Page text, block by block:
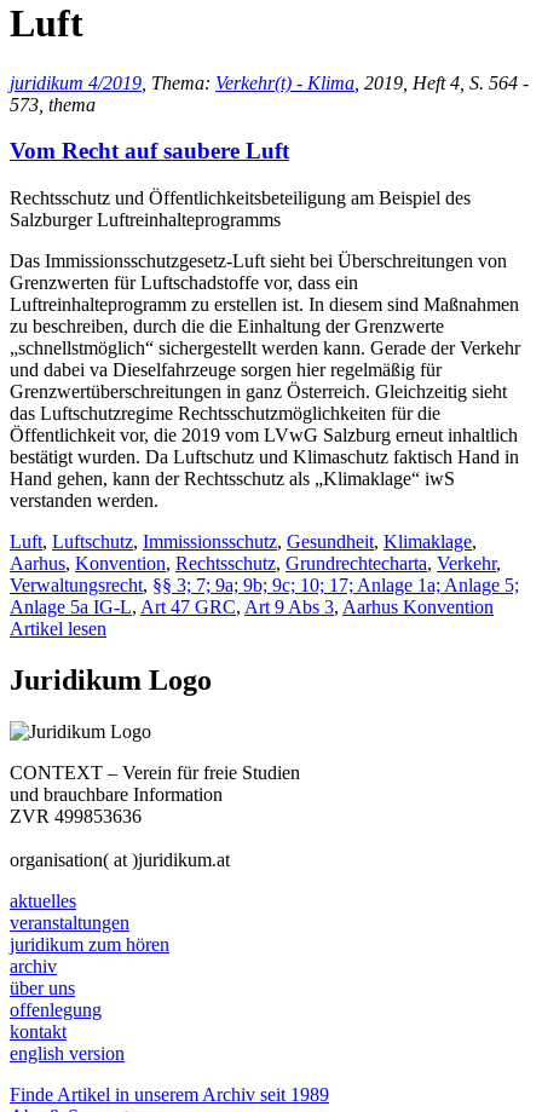
Luft
juridikum 4/2019 , Thema: Verkehr(t) - Klima , 2019, Heft 4, S. 564 -
573, thema
Vom Recht auf saubere Luft
Rechtsschutz und Öffentlichkeitsbeteiligung am Beispiel des
Salzburger Luftreinhalteprogramms
Das Immissionsschutzgesetz-Luft sieht bei Überschreitungen von
Grenzwerten für Luftschadstoffe vor, dass ein
Luftreinhalteprogramm zu erstellen ist. In diesem sind Maßnahmen
zu beschreiben, durch die die Einhaltung der Grenzwerte
„schnellstmöglich“ sichergestellt werden kann. Gerade der Verkehr
und dabei va Dieselfahrzeuge sorgen hier regelmäßig für
Grenzwertüberschreitungen in ganz Österreich. Gleichzeitig sieht
das Luftschutzregime Rechtsschutzmöglichkeiten für die
Öffentlichkeit vor, die 2019 vom LVwG Salzburg erneut inhaltlich
bestätigt wurden. Da Luftschutz und Klimaschutz faktisch Hand in
Hand gehen, kann der Rechtsschutz als „Klimaklage“ iwS
verstanden werden.
Luft, Luftschutz, Immissionsschutz, Gesundheit, Klimaklage,
Aarhus, Konvention, Rechtsschutz, Grundrechtecharta, Verkehr,
Verwaltungsrecht, §§ 3; 7; 9a; 9b; 9c; 10; 17; Anlage 1a; Anlage 5;
Anlage 5a IG-L, Art 47 GRC, Art 9 Abs 3, Aarhus Konvention
Artikel lesen
Juridikum Logo
CONTEXT – Verein für freie Studien
und brauchbare Information
ZVR 499853636
organisation( at )juridikum.at
aktuelles
veranstaltungen
juridikum zum hören
archiv
über uns
offenlegung
kontakt
english version
Finde Artikel in unserem Archiv seit 1989